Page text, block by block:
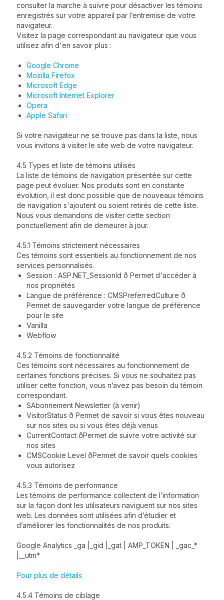
consulter la marche à suivre pour désactiver les témoins
enregistrés sur votre appareil par l’entremise de votre
navigateur.
Visitez la page correspondant au navigateur que vous
utilisez afin d'en savoir plus :
Google Chrome
Mozilla Firefox
Microsoft Edge
Microsoft Internet Explorer
Opera
Apple Safari
Si votre navigateur ne se trouve pas dans la liste, nous
vous invitons à visiter le site web de votre navigateur.
4.5 Types et liste de témoins utilisés
La liste de témoins de navigation présentée sur cette
page peut évoluer. Nos produits sont en constante
évolution, il est donc possible que de nouveaux témoins
de navigation s'ajoutent ou soient retirés de cette liste.
Nous vous demandons de visiter cette section
ponctuellement afin de demeurer à jour.
4.5.1 Témoins strictement nécessaires
Ces témoins sont essentiels au fonctionnement de nos
services personnalisés.
Session : ASP.NET_SessionId ð Permet d'accéder à
nos propriétés
Langue de préférence : CMSPreferredCulture ð
Permet de sauvegarder votre langue de préférence
pour le site
Vanilla
Webflow
4.5.2 Témoins de fonctionnalité
Ces témoins sont nécessaires au fonctionnement de
certaines fonctions précises. Si vous ne souhaitez pas
utiliser cette fonction, vous n’avez pas besoin du témoin
correspondant.
SAbonnement Newsletter (à venir)
VisitorStatus ð Permet de savoir si vous êtes nouveau
sur nos sites ou si vous êtes déjà venus
CurrentContact ðPermet de suivre votre activité sur
nos sites
CMSCookie Level ðPermet de savoir quels cookies
vous autorisez
4.5.3 Témoins de performance
Les témoins de performance collectent de l’information
sur la façon dont les utilisateurs naviguent sur nos sites
web. Les données sont utilisées afin d’étudier et
d’améliorer les fonctionnalités de nos produits.
Google Analytics _ga |_gid |_gat | AMP_TOKEN | _gac_*
|__utm*
Pour plus de détails
4.5.4 Témoins de ciblage